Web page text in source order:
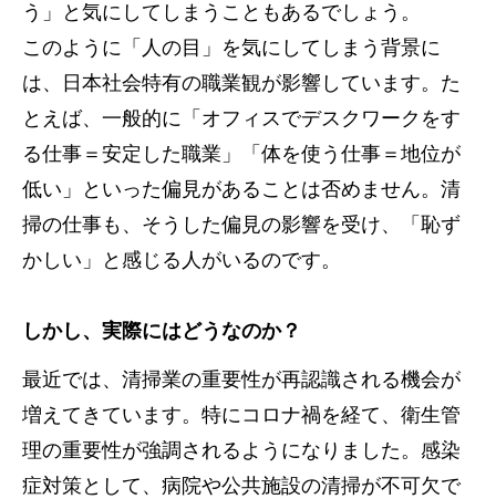
う」と気にしてしまうこともあるでしょう。
このように「人の目」を気にしてしまう背景に
は、日本社会特有の職業観が影響しています。た
とえば、一般的に「オフィスでデスクワークをす
る仕事＝安定した職業」「体を使う仕事＝地位が
低い」といった偏見があることは否めません。清
掃の仕事も、そうした偏見の影響を受け、「恥ず
かしい」と感じる人がいるのです。
しかし、実際にはどうなのか？
最近では、清掃業の重要性が再認識される機会が
増えてきています。特にコロナ禍を経て、衛生管
理の重要性が強調されるようになりました。感染
症対策として、病院や公共施設の清掃が不可欠で